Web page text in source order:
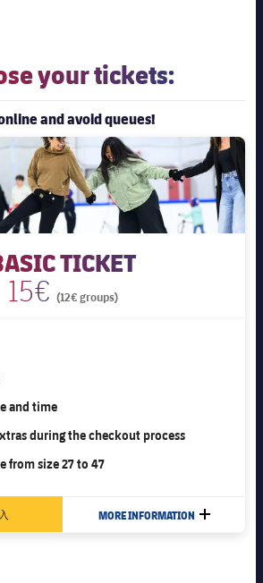
your tickets:
and avoid queues!
TICKET
15€ (12€ groups)
and time
during the checkout process
from size 27 to 47
MORE INFORMATION